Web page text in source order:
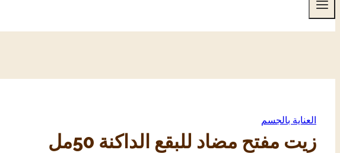
العناية بالجسم
زيت مفتح مضاد للبقع الداكنة 50مل